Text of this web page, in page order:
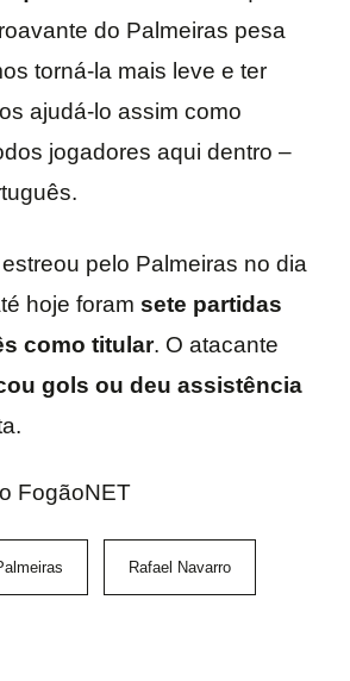
do Palmeiras pesa
torná-la mais leve e ter
ajudá-lo assim como
jogadores aqui dentro –
pelo Palmeiras no dia
hoje foram sete partidas
como titular. O atacante
gols ou deu assistência
FogãoNET
Rafael Navarro